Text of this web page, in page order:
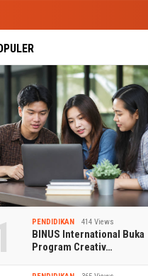
PENDIDIKAN 414 Views
BINUS International Buka
Program Creativ…